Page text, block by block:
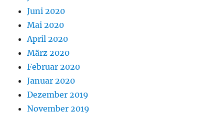
Juni 2020
Mai 2020
April 2020
März 2020
Februar 2020
Januar 2020
Dezember 2019
November 2019